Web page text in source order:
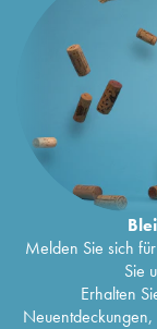
Melden Sie sich
Sie
Erhalten